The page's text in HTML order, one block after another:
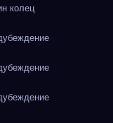
колец